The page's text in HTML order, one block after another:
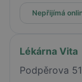
Nepřijímá
Lékárna Vita
Podpěrova